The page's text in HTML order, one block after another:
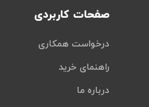
صفحات کاربردی
درخواست همکاری
راهنمای خرید
درباره ما